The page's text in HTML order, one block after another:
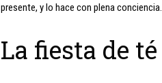
presente, y lo hace con plena conciencia.
La fiesta de té